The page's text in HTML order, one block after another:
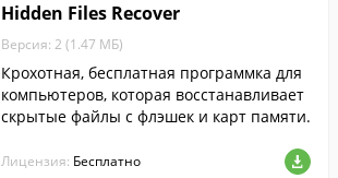
Hidden Files Recover
Версия: 2 (1.47 МБ)
Крохотная, бесплатная программка для
компьютеров, которая восстанавливает
скрытые файлы с флэшек и карт памяти.
Лицензия: Бесплатно